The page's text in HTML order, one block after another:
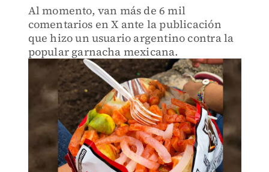
Al momento, van más de 6 mil
comentarios en X ante la publicación
que hizo un usuario argentino contra la
popular garnacha mexicana.